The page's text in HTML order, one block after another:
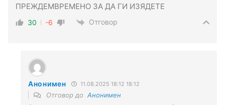
ПРЕЖДЕМВРЕМЕНО ЗА ДА ГИ ИЗЯДЕТЕ
30 -6 Отговор
Анонимен 11.08.2025 18:12 18:12
Отговор до Анонимен